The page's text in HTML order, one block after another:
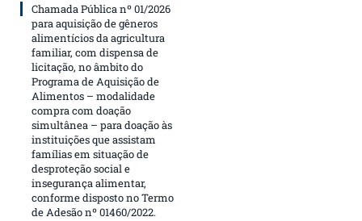
Chamada Pública nº 01/2026
para aquisição de gêneros
alimentícios da agricultura
familiar, com dispensa de
licitação, no âmbito do
Programa de Aquisição de
Alimentos – modalidade
compra com doação
simultânea – para doação às
instituições que assistam
famílias em situação de
desproteção social e
insegurança alimentar,
conforme disposto no Termo
de Adesão nº 01460/2022.